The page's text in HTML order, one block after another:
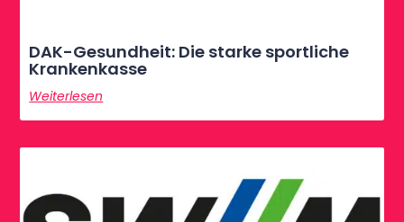
DAK-Gesundheit: Die starke sportliche
Krankenkasse
Weiterlesen